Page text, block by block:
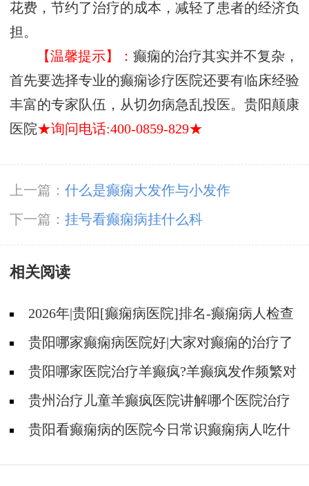
花费，节约了治疗的成本，减轻了患者的经济负
担。
【温馨提示】：癫痫的治疗其实并不复杂，
首先要选择专业的癫痫诊疗医院还要有临床经验
丰富的专家队伍，从切勿病急乱投医。贵阳颠康
医院★询问电话:400-0859-829★
上一篇： 什么是癫痫大发作与小发作
下一篇： 挂号看癫痫病挂什么科
相关阅读
2026年|贵阳[癫痫病医院]排名-癫痫病人检查
对身体有影响吗?
贵阳哪家癫痫病医院好|大家对癫痫的治疗了
解吗?贵阳哪家医院治疗羊癫疯?羊癫疯发作频繁对
身体有什么危害?
贵州治疗儿童羊癫疯医院讲解哪个医院治疗
羊儿疯好?
贵阳看癫痫病的医院今日常识癫痫病人吃什